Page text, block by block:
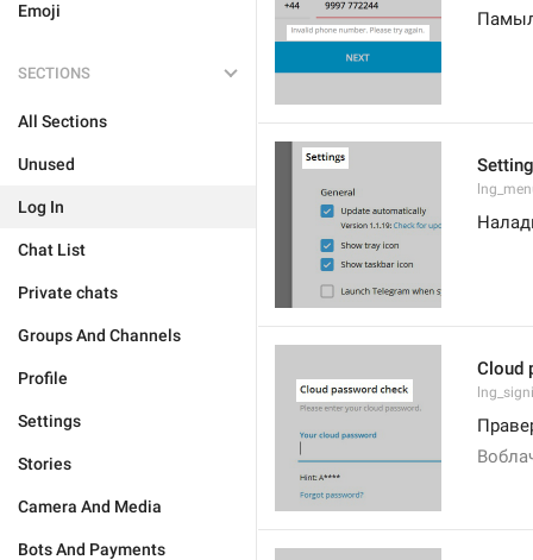
Emoji
SECTIONS
All Sections
Unused
Log In
Chat List
Private chats
Groups And Channels
Profile
Settings
Stories
Camera And Media
Bots And Payments
Cloud